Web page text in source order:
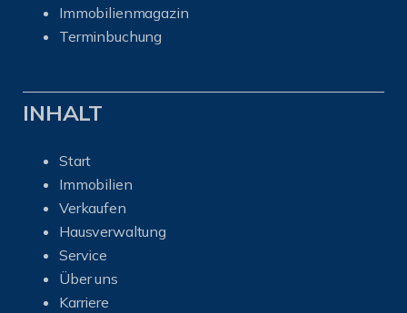
Immobilienmagazin
Terminbuchung
INHALT
Start
Immobilien
Verkaufen
Hausverwaltung
Service
Über uns
Karriere